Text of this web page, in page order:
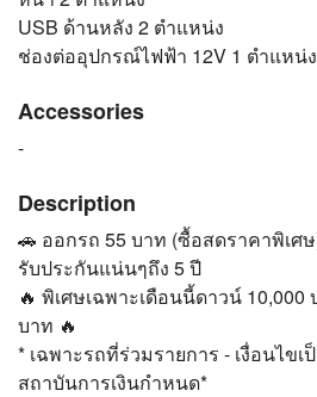
USB ด้านหลัง 2 ตำแหน่ง
ช่องต่ออุปกรณ์ไฟฟ้า 12V 1 ตำแหน่ง
Accessories
-
Description
🚗 ออกรถ 55 บาท (ซื้อสดราคาพิเศ
รับประกันแน่นๆถึง 5 ปี
🔥 พิเศษเฉพาะเดือนนี้ดาวน์
บาท 🔥
* เฉพาะรถที่ร่วมรายการ - เงื่อนไข
สถาบันการเงินกำหนด*